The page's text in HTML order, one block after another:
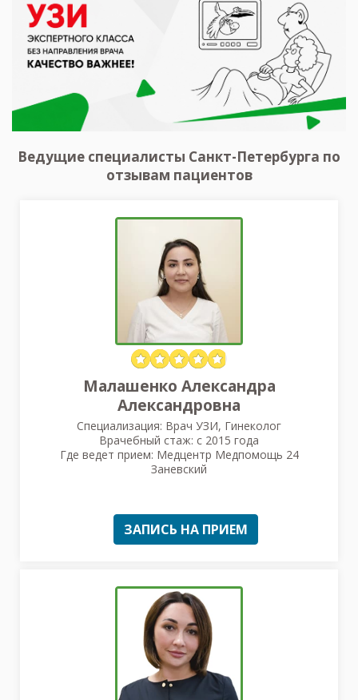
Ведущие специалисты Санкт-Петербурга по
отзывам пациентов
Малашенко Александра
Александровна
Специализация: Врач УЗИ, Гинеколог
Врачебный стаж: с 2015 года
Где ведет прием: Медцентр Медпомощь 24
Заневский
ЗАПИСЬ НА ПРИЕМ